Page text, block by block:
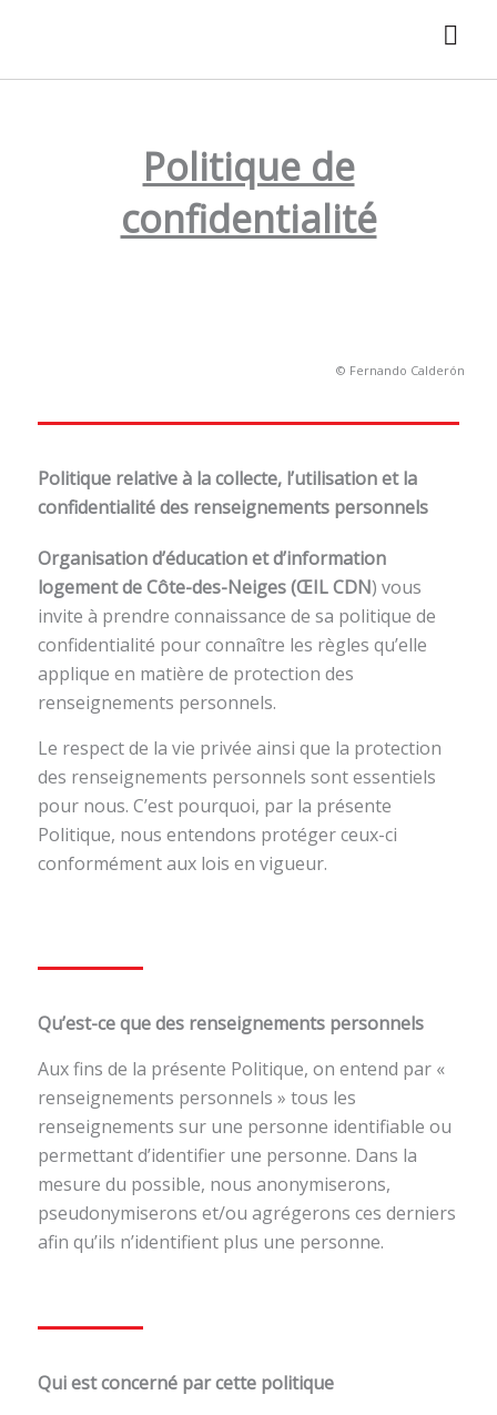
Politique de
confidentialité
© Fernando Calderón
Politique relative à la collecte, l’utilisation et la
confidentialité des renseignements personnels
Organisation d’éducation et d’information
logement de Côte-des-Neiges (ŒIL CDN) vous
invite à prendre connaissance de sa politique de
confidentialité pour connaître les règles qu’elle
applique en matière de protection des
renseignements personnels.
Le respect de la vie privée ainsi que la protection
des renseignements personnels sont essentiels
pour nous. C’est pourquoi, par la présente
Politique, nous entendons protéger ceux-ci
conformément aux lois en vigueur.
Qu’est-ce que des renseignements personnels
Aux fins de la présente Politique, on entend par «
renseignements personnels » tous les
renseignements sur une personne identifiable ou
permettant d’identifier une personne. Dans la
mesure du possible, nous anonymiserons,
pseudonymiserons et/ou agrégerons ces derniers
afin qu’ils n’identifient plus une personne.
Qui est concerné par cette politique